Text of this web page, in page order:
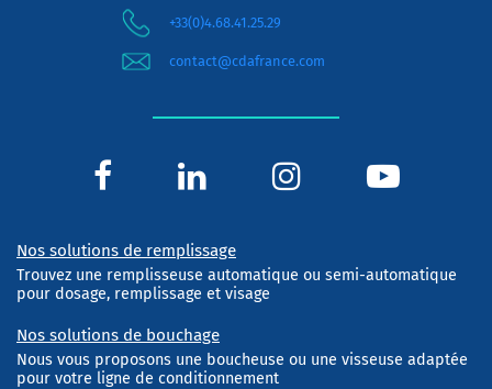
+33(0)4.68.41.25.29
contact@cdafrance.com
Nos solutions de remplissage
Trouvez une remplisseuse automatique ou semi-automatique
pour dosage, remplissage et visage
Nos solutions de bouchage
Nous vous proposons une boucheuse ou une visseuse adaptée
pour votre ligne de conditionnement